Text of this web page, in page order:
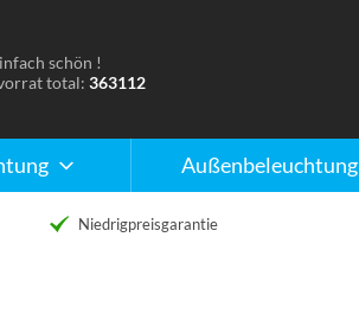
Außenbeleuchtung
schön !
total: 363112
Niedrigpreisgarantie